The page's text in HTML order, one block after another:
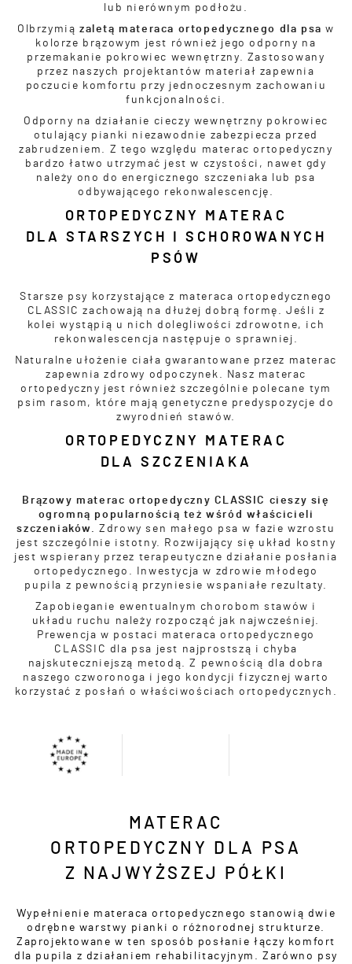
lub nierównym podłożu.
Olbrzymią zaletą materaca ortopedycznego dla psa w
kolorze brązowym jest również jego odporny na
przemakanie pokrowiec wewnętrzny. Zastosowany
przez naszych projektantów materiał zapewnia
poczucie komfortu przy jednoczesnym zachowaniu
funkcjonalności.
Odporny na działanie cieczy wewnętrzny pokrowiec
otulający pianki niezawodnie zabezpiecza przed
zabrudzeniem. Z tego względu materac ortopedyczny
bardzo łatwo utrzymać jest w czystości, nawet gdy
należy ono do energicznego szczeniaka lub psa
odbywającego rekonwalescencję.
ORTOPEDYCZNY MATERAC
DLA STARSZYCH I SCHOROWANYCH
PSÓW
Starsze psy korzystające z materaca ortopedycznego
CLASSIC zachowają na dłużej dobrą formę. Jeśli z
kolei wystąpią u nich dolegliwości zdrowotne, ich
rekonwalescencja następuje o sprawniej.
Naturalne ułożenie ciała gwarantowane przez materac
zapewnia zdrowy odpoczynek. Nasz materac
ortopedyczny jest również szczególnie polecane tym
psim rasom, które mają genetyczne predyspozycje do
zwyrodnień stawów.
ORTOPEDYCZNY MATERAC
DLA SZCZENIAKA
Brązowy materac ortopedyczny CLASSIC cieszy się
ogromną popularnością też wśród właścicieli
szczeniaków.
Zdrowy sen małego psa w fazie wzrostu
jest szczególnie istotny. Rozwijający się układ kostny
jest wspierany przez terapeutyczne działanie posłania
ortopedycznego. Inwestycja w zdrowie młodego
pupila z pewnością przyniesie wspaniałe rezultaty.
Zapobieganie ewentualnym chorobom stawów i
układu ruchu należy rozpocząć jak najwcześniej.
Prewencja w postaci materaca ortopedycznego
CLASSIC dla psa jest najprostszą i chyba
najskuteczniejszą metodą. Z pewnością dla dobra
naszego czworonoga i jego kondycji fizycznej warto
korzystać z posłań o właściwościach ortopedycznych.
MATERAC
ORTOPEDYCZNY DLA PSA
Z NAJWYŻSZEJ PÓŁKI
Wypełnienie materaca ortopedycznego stanowią dwie
odrębne warstwy pianki o różnorodnej strukturze.
Zaprojektowane w ten sposób posłanie łączy komfort
dla pupila z działaniem rehabilitacyjnym. Zarówno psy